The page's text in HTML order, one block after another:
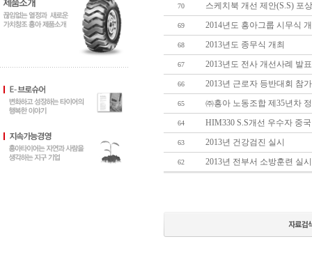
70 스케치북 개선 제안(S.S) 포
69 2014년도 흥아그룹 시무식
68 2013년도 종무식 개최
67 2013년도 전사 개선사례 발
66 2013년 근로자 등반대회 참가
65 ㈜흥아 노동조합 제35년차
64 HIM330 S.S개선 우수자 중
63 2013년 건강검진 실시
62 2013년 전부서 소방훈련 실시